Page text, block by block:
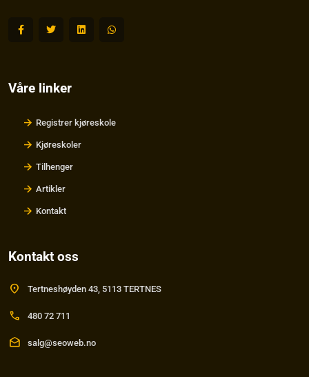
Våre linker
Registrer kjøreskole
Kjøreskoler
Tilhenger
Artikler
Kontakt
Kontakt oss
location_on Tertneshøyden 43, 5113 TERTNES
call 480 72 711
drafts salg@seoweb.no